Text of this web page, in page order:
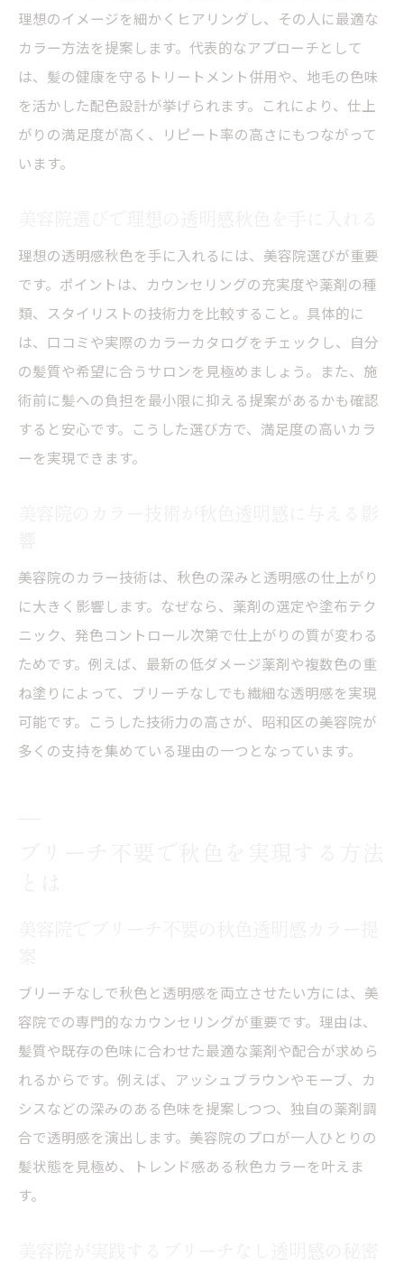
理想のイメージを細かくヒアリングし、その人に最適な
カラー方法を提案します。代表的なアプローチとして
は、髪の健康を守るトリートメント併用や、地毛の色味
を活かした配色設計が挙げられます。これにより、仕上
がりの満足度が高く、リピート率の高さにもつながって
います。
理想の透明感秋色を手に入れるには、美容院選びが重要
です。ポイントは、カウンセリングの充実度や薬剤の種
類、スタイリストの技術力を比較すること。具体的に
は、口コミや実際のカラーカタログをチェックし、自分
の髪質や希望に合うサロンを見極めましょう。また、施
術前に髪への負担を最小限に抑える提案があるかも確認
すると安心です。こうした選び方で、満足度の高いカラ
ーを実現できます。
美容院のカラー技術は、秋色の深みと透明感の仕上がり
に大きく影響します。なぜなら、薬剤の選定や塗布テク
ニック、発色コントロール次第で仕上がりの質が変わる
ためです。例えば、最新の低ダメージ薬剤や複数色の重
ね塗りによって、ブリーチなしでも繊細な透明感を実現
可能です。こうした技術力の高さが、昭和区の美容院が
多くの支持を集めている理由の一つとなっています。
ブリーチなしで秋色と透明感を両立させたい方には、美
容院での専門的なカウンセリングが重要です。理由は、
髪質や既存の色味に合わせた最適な薬剤や配合が求めら
れるからです。例えば、アッシュブラウンやモーブ、カ
シスなどの深みのある色味を提案しつつ、独自の薬剤調
合で透明感を演出します。美容院のプロが一人ひとりの
髪状態を見極め、トレンド感ある秋色カラーを叶えま
す。